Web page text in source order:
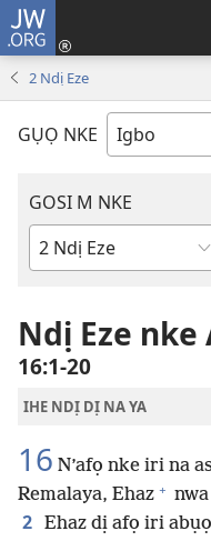
JW.ORG
2 Ndị Eze
GỤỌ NKE
GOSI M NKE
Akwụkwọ
Ndị Eze nke
16:1-20
IHE NDỊ DỊ NA YA
16 N’afọ nke iri na
Remalaya, Ehaz +
2 Ehaz dị afọ iri